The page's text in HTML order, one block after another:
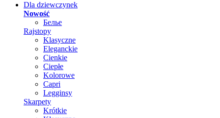
Dla dziewczynek
Nowość
Белье
Rajstopy
Klasyczne
Eleganckie
Cienkie
Ciepłe
Kolorowe
Capri
Legginsy
Skarpety
Krótkie